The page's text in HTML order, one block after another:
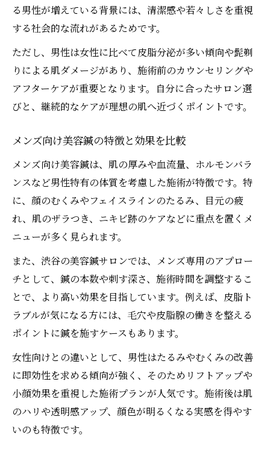
る男性が増えている背景には、清潔感や若々しさを重視
する社会的な流れがあるためです。
ただし、男性は女性に比べて皮脂分泌が多い傾向や髭剃
りによる肌ダメージがあり、施術前のカウンセリングや
アフターケアが重要となります。自分に合ったサロン選
びと、継続的なケアが理想の肌へ近づくポイントです。
メンズ向け美容鍼の特徴と効果を比較
メンズ向け美容鍼は、肌の厚みや血流量、ホルモンバラ
ンスなど男性特有の体質を考慮した施術が特徴です。特
に、顔のむくみやフェイスラインのたるみ、目元の疲
れ、肌のザラつき、ニキビ跡のケアなどに重点を置くメ
ニューが多く見られます。
また、渋谷の美容鍼サロンでは、メンズ専用のアプロー
チとして、鍼の本数や刺す深さ、施術時間を調整するこ
とで、より高い効果を目指しています。例えば、皮脂ト
ラブルが気になる方には、毛穴や皮脂腺の働きを整える
ポイントに鍼を施すケースもあります。
女性向けとの違いとして、男性はたるみやむくみの改善
に即効性を求める傾向が強く、そのためリフトアップや
小顔効果を重視した施術プランが人気です。施術後は肌
のハリや透明感アップ、顔色が明るくなる実感を得やす
いのも特徴です。